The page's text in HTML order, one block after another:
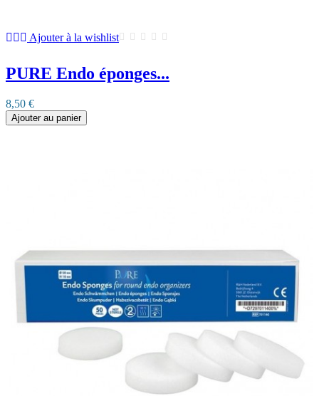
Ajouter à la wishlist
PURE Endo éponges...
8,50 €
Ajouter au panier